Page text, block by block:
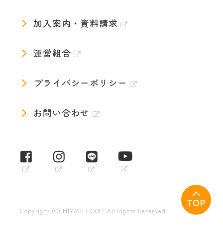
TOP
加入案内・資料請求
運営組合
プライバシーポリシー
お問い合わせ
Copyright (C) MIYAGI COOP. All Rights Reserved.